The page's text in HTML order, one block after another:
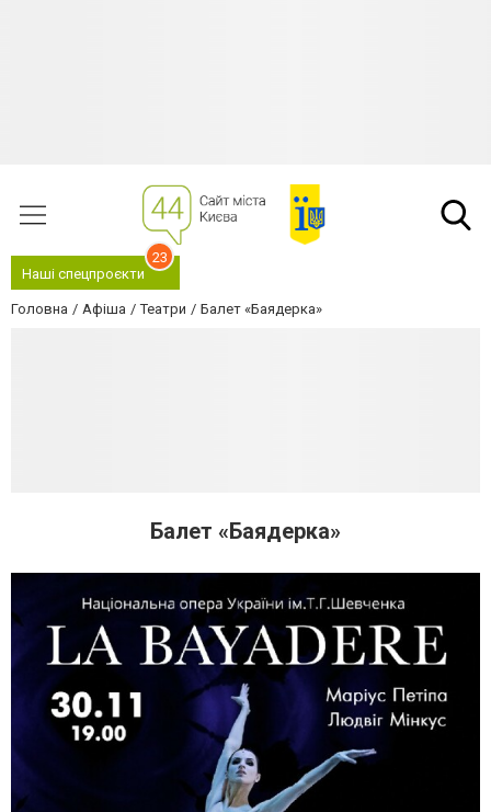
Наші спецпроєкти
23
Головна Афіша Театри Балет «Баядерка»
Балет «Баядерка»